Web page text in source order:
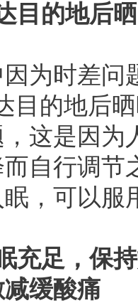
的地后晒
时差问
目的地后
这是因为
自行调节
，可以服
充足，保
缓酸痛